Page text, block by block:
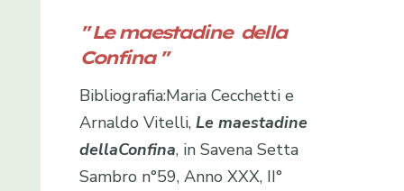
" Le maestadine della
Confina "
Bibliografia:Maria Cecchetti e
Arnaldo Vitelli, Le maestadine
dellaConfina, in Savena Setta
Sambro n°59, Anno XXX, II°